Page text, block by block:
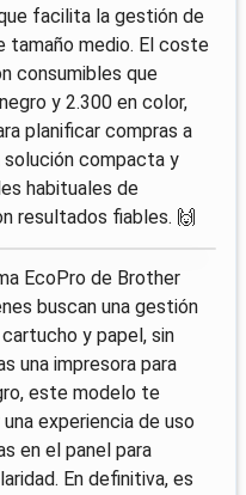
facilita la gestión de
tamaño medio. El coste
consumibles que
y 2.300 en color,
planificar compras a
solución compacta y
habituales de
resultados fiables. 🙌
EcoPro de Brother
buscan una gestión
y papel, sin
una impresora para
este modelo te
experiencia de uso
en el panel para
En definitiva, es